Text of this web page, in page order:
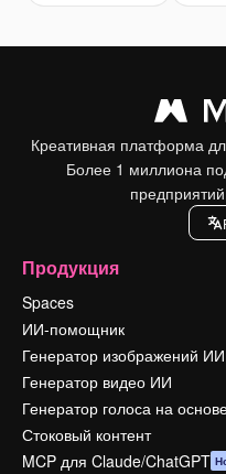
Креативная платформа
Более 1 миллиона
Продукция
Spaces
ИИ-помощник
Генератор изображений ИИ
Генератор видео ИИ
Генератор голоса на
Стоковый контент
MCP для Claude/ChatGPT